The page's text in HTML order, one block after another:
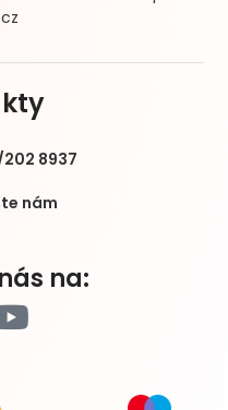
8937
nám
na: